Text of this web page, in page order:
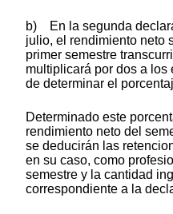
b) En la segunda
julio, el rendimiento neto
primer semestre
multiplicará por dos a los
de determinar el
Determinado este
rendimiento neto del
se deducirán las
en su caso, como
semestre y la cantidad
correspondiente a la